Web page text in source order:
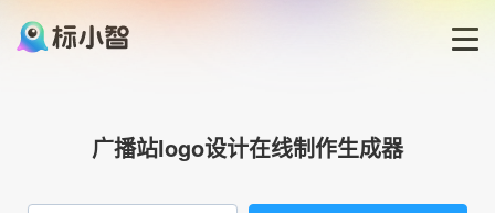
广播站logo设计在线制作生成器